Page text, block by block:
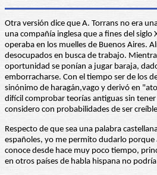
Otra versión dice que A. Torrans no era
una compañía inglesa que a fines del siglo
operaba en los muelles de Buenos Aires.
desocupados en busca de trabajo.
oportunidad se ponían a jugar baraja,
emborracharse. Con el tiempo ser de los
sinónimo de haragán,vago y derivó en
difícil comprobar teorías antiguas sin
considero con probabilidades de ser
Respecto de que sea una palabra
españoles, yo me permito dudarlo porque
conoce desde hace muy poco tiempo,
en otros países de habla hispana no